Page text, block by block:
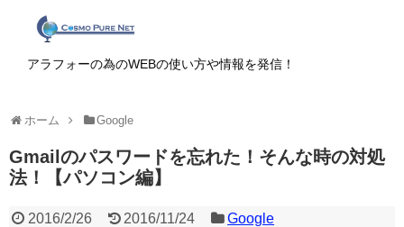
アラフォーの為のWEBの使い方や情報を発信！
ホーム Google
Gmailのパスワードを忘れた！そんな時の対処
法！【パソコン編】
2016/2/26 2016/11/24 Google